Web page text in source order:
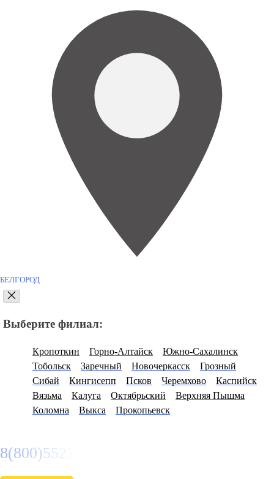
БЕЛГОРОД
Выберите филиал:
Кропоткин Горно-Алтайск
Южно-Сахалинск
Тобольск
Заречный Новочеркасск
Грозный
Сибай
Кингисепп Псков Черемхово
Каспийск
Вязьма
Калуга Октябрьский
Верхняя Пышма
Коломна
Выкса Прокопьевск
8(800)5527584